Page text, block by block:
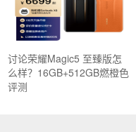
讨论荣耀Magic5 至臻版怎
么样？16GB+512GB燃橙色
评测